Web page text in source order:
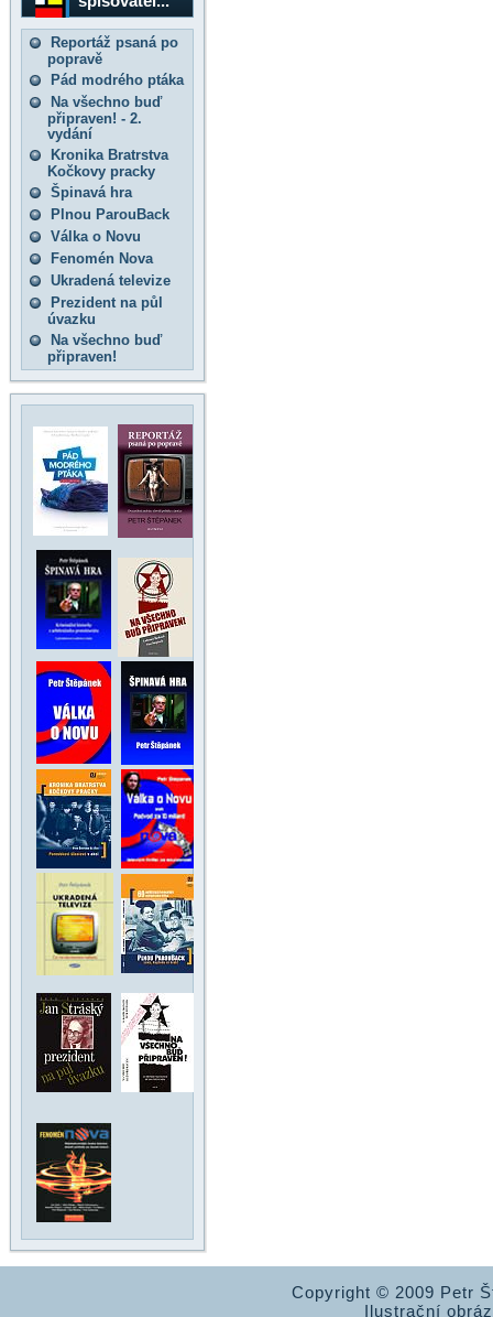
Reportáž psaná po
popravě
Pád modrého ptáka
Na všechno buď
připraven! - 2.
vydání
Kronika Bratrstva
Kočkovy pracky
Špinavá hra
Plnou ParouBack
Válka o Novu
Fenomén Nova
Ukradená televize
Prezident na půl
úvazku
Na všechno buď
připraven!
Copyright © 2009 Petr
Ilustrační